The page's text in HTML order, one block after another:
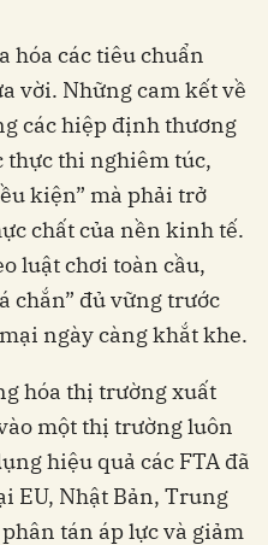
hóa các tiêu chuẩn
vời. Những cam kết về
các hiệp định thương
thực thi nghiêm túc,
kiện” mà phải trở
chất của nền kinh tế.
luật chơi toàn cầu,
chắn” đủ vững trước
ngày càng khắt khe.
hóa thị trường xuất
một thị trường luôn
hiệu quả các FTA đã
EU, Nhật Bản, Trung
tán áp lực và giảm